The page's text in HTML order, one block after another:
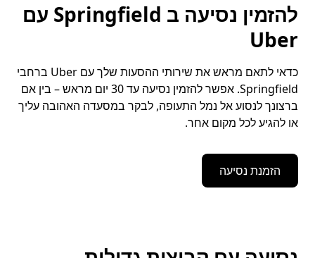
להזמין נסיעה ב Springfield עם
Uber
כדאי לתאם מראש את שירותי ההסעות שלך עם Uber ברחבי
Springfield. אפשר להזמין נסיעה עד 30 יום מראש – בין אם
ברצונך לנסוע אל נמל התעופה, לבקר במסעדה האהובה עליך
או להגיע לכל מקום אחר.
הזמנת נסיעה